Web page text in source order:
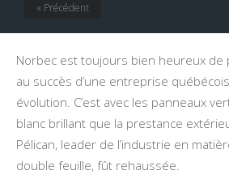
« Précédent
Norbec est toujours bien heureux de
au succès d’une entreprise
évolution. C’est avec les panneaux
blanc brillant que la prestance
Pélican, leader de l’industrie en
double feuille, fût rehaussée.